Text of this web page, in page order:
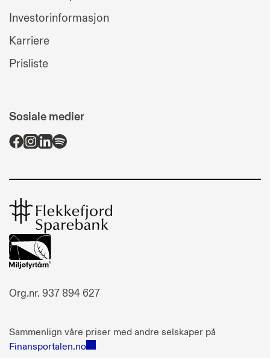
Investorinformasjon
Karriere
Prisliste
Sosiale medier
Flekkefjord
Sparebank
Org.nr. 937 894 627
Sammenlign våre priser med andre selskaper på
Finansportalen.no